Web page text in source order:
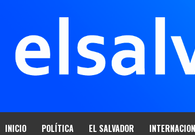
INICIO POLÍTICA EL SALVADOR